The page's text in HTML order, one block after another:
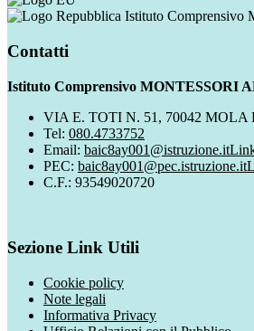
Istituto
Contatti
Istituto Comprensivo MONTESSORI
VIA E. TOTI N. 51, 70042
Tel: 080.4733752
Email: baic8ay001@istruzione.it
PEC: baic8ay001@pec.istruzione.it
C.F.: 93549020720
Sezione Link Utili
Cookie policy
Note legali
Informativa Privacy